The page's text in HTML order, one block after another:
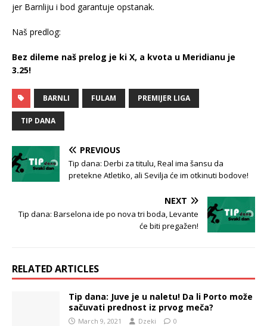
jer Barnliju i bod garantuje opstanak.
Naš predlog:
Bez dileme naš prelog je ki X, a kvota u Meridianu je
3.25!
BARNLI FULAM PREMIJER LIGA
TIP DANA
PREVIOUS
Tip dana: Derbi za titulu, Real ima šansu da
pretekne Atletiko, ali Sevilja će im otkinuti bodove!
NEXT
Tip dana: Barselona ide po nova tri boda, Levante
će biti pregažen!
RELATED ARTICLES
Tip dana: Juve je u naletu! Da li Porto može
sačuvati prednost iz prvog meča?
March 9, 2021 Dzeki 0